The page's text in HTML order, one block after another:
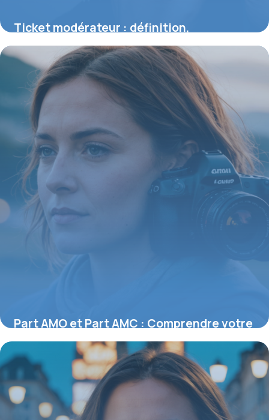
Ticket modérateur : définition,
fonctionnement et impact sur votre
remboursement santé
30 juillet 2026
Part AMO et Part AMC : Comprendre votre
couverture santé en France
27 juillet 2026